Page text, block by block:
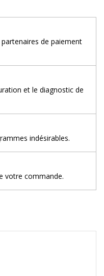
de paiement
et le diagnostic de
indésirables.
votre commande.